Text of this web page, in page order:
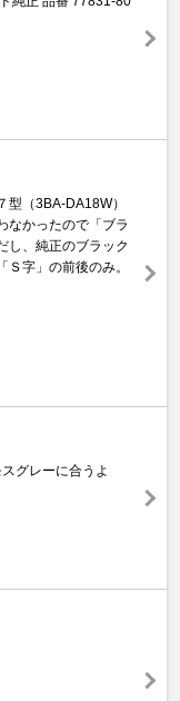
（3BA-DA18W）
なかったので「ブラ
し、純正のブラック
Ｓ字」の前後のみ。
グレーに合うよ